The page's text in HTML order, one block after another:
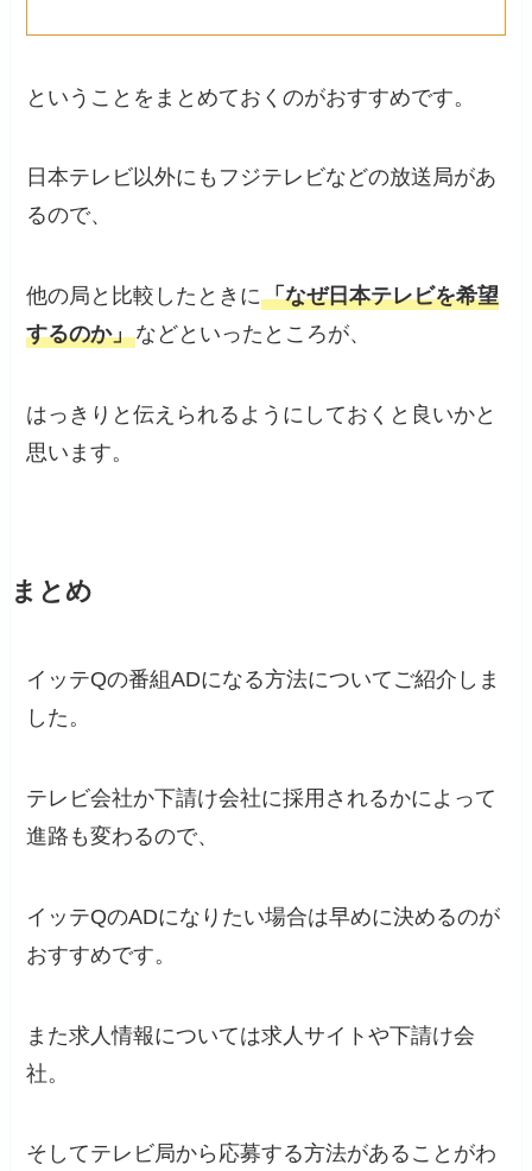
ということをまとめておくのがおすすめです。
日本テレビ以外にもフジテレビなどの放送局があ
るので、
他の局と比較したときに「なぜ日本テレビを希望
するのか」などといったところが、
はっきりと伝えられるようにしておくと良いかと
思います。
まとめ
イッテQの番組ADになる方法についてご紹介しま
した。
テレビ会社か下請け会社に採用されるかによって
進路も変わるので、
イッテQのADになりたい場合は早めに決めるのが
おすすめです。
また求人情報については求人サイトや下請け会
社。
そしてテレビ局から応募する方法があることがわ